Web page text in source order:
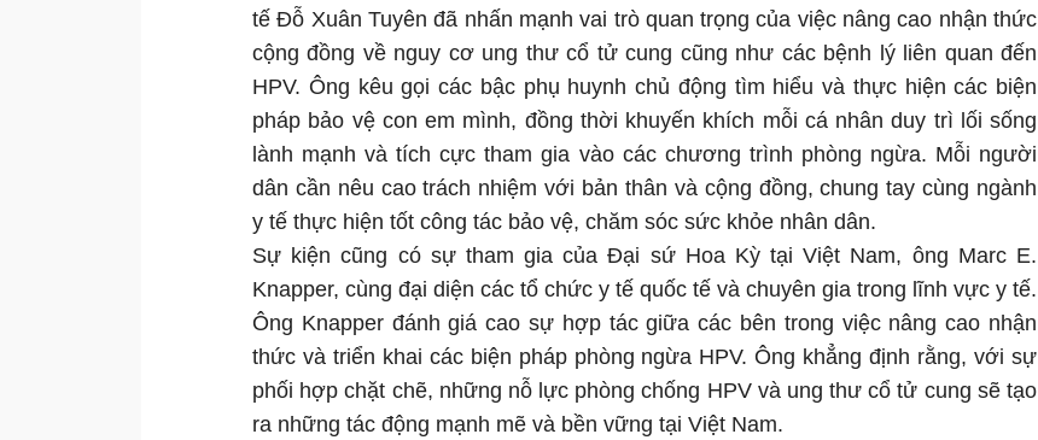
tế Đỗ Xuân Tuyên đã nhấn mạnh vai trò quan trọng của việc nâng cao nhận thức
cộng đồng về nguy cơ ung thư cổ tử cung cũng như các bệnh lý liên quan đến
HPV. Ông kêu gọi các bậc phụ huynh chủ động tìm hiểu và thực hiện các biện
pháp bảo vệ con em mình, đồng thời khuyến khích mỗi cá nhân duy trì lối sống
lành mạnh và tích cực tham gia vào các chương trình phòng ngừa. Mỗi người
dân cần nêu cao trách nhiệm với bản thân và cộng đồng, chung tay cùng ngành
y tế thực hiện tốt công tác bảo vệ, chăm sóc sức khỏe nhân dân.
Sự kiện cũng có sự tham gia của Đại sứ Hoa Kỳ tại Việt Nam, ông Marc E.
Knapper, cùng đại diện các tổ chức y tế quốc tế và chuyên gia trong lĩnh vực y tế.
Ông Knapper đánh giá cao sự hợp tác giữa các bên trong việc nâng cao nhận
thức và triển khai các biện pháp phòng ngừa HPV. Ông khẳng định rằng, với sự
phối hợp chặt chẽ, những nỗ lực phòng chống HPV và ung thư cổ tử cung sẽ tạo
ra những tác động mạnh mẽ và bền vững tại Việt Nam.